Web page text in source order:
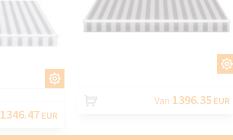
1346.47 EUR
Van 1396.35EUR